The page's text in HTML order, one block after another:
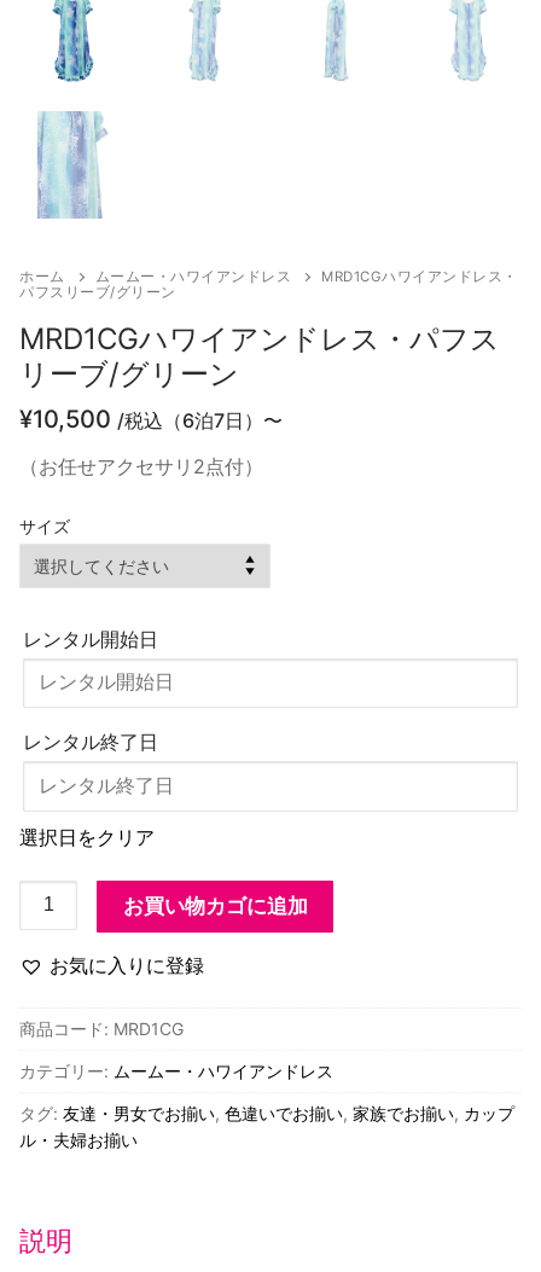
ホーム ムームー・ハワイアンドレス
MRD1CGハワイアンドレス・
パフスリーブ/グリーン
MRD1CGハワイアンドレス・パフス
リーブ/グリーン
¥10,500 /税込（6泊7日）〜
（お任せアクセサリ2点付）
サイズ
レンタル開始日
レンタル終了日
選択日をクリア
MRD1CG
ハ
ワ
ン
ド
レ
ス・
ス
リ
お買い物カゴに追加
お気に入りに登録
商品コード: MRD1CG
カテゴリー: ムームー・ハワイアンドレス
タグ: 友達・男女でお揃い, 色違いでお揃い, 家族でお揃い, カップ
ル・夫婦お揃い
説明